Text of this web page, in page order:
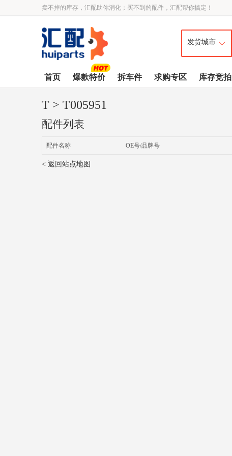
卖不掉的库存，汇配助你消化；买不到的配件，汇配帮你搞定！
首页 爆款特价 拆车件 求购专区 库存竞拍
T > T005951
配件列表
配件名称 OE号/品牌号
< 返回站点地图